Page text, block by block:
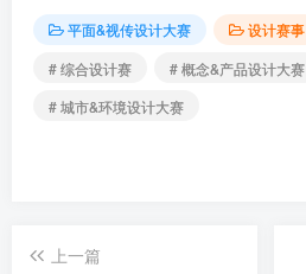
平面&视传设计大赛
设计赛事
# 综合设计赛
# 概念&产品设计大赛
# 城市&环境设计大赛
上一篇